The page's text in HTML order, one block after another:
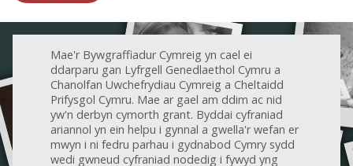
Mae'r Bywgraffiadur Cymreig yn cael ei
ddarparu gan Lyfrgell Genedlaethol Cymru a
Chanolfan Uwchefrydiau Cymreig a Cheltaidd
Prifysgol Cymru. Mae ar gael am ddim ac nid
yw'n derbyn cymorth grant. Byddai cyfraniad
ariannol yn ein helpu i gynnal a gwella'r wefan er
mwyn i ni fedru parhau i gydnabod Cymry sydd
wedi gwneud cyfraniad nodedig i fywyd yng